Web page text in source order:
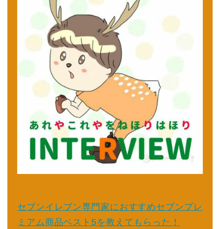
セブンイレブン専門家におすすめセブンプレ
ミアム商品ベスト5を教えてもらった！